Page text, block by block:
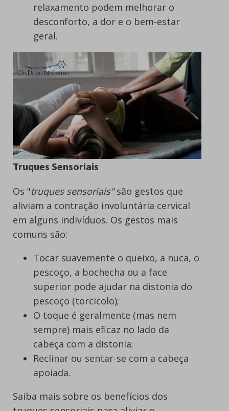
relaxamento podem melhorar o
desconforto, a dor e o bem-estar
geral.
Truques Sensoriais
Os "truques sensoriais"são gestos que
aliviam a contração involuntária cervical
em alguns indivíduos. Os gestos mais
comuns são:
Tocar suavemente o queixo, a nuca, o
pescoço, a bochecha ou a face
superior pode ajudar na distonia do
pescoço (torcicolo);
O toque é geralmente (mas nem
sempre) mais eficaz no lado da
cabeça com a distonia;
Reclinar ou sentar-se com a cabeça
apoiada.
Saiba mais sobre os benefícios dos